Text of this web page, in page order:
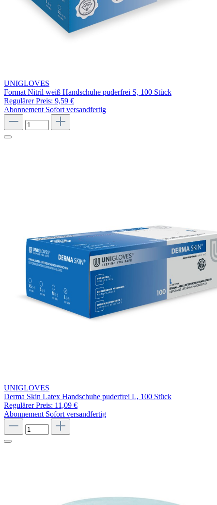
UNIGLOVES
Format Nitril weiß Handschuhe puderfrei S, 100 Stück
Regulärer Preis: 9,59 €
Abonnement Sofort versandfertig
UNIGLOVES
Derma Skin Latex Handschuhe puderfrei L, 100 Stück
Regulärer Preis: 11,09 €
Abonnement Sofort versandfertig